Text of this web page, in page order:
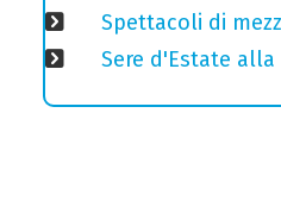
Spettacoli di
Sere d'Estate